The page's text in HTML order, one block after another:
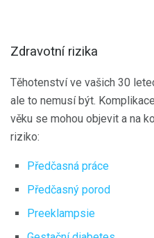
Zdravotní rizika
Těhotenství ve vašich 30
ale to nemusí být.
věku se mohou objevit a na
riziko:
Předčasná práce
Předčasný porod
Preeklampsie